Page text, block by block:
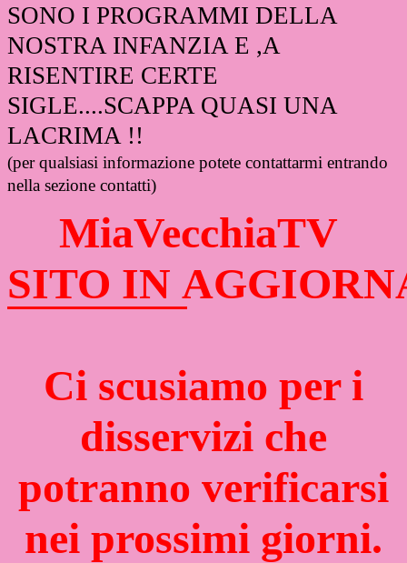
SONO I PROGRAMMI DELLA
NOSTRA INFANZIA E ,A
RISENTIRE CERTE
SIGLE....SCAPPA QUASI UNA
LACRIMA !!
(per qualsiasi informazione potete contattarmi entrando
nella sezione contatti)
MiaVecchiaTV
SITO IN
Ci scusiamo per i
disservizi che
potranno verificarsi
nei prossimi giorni.